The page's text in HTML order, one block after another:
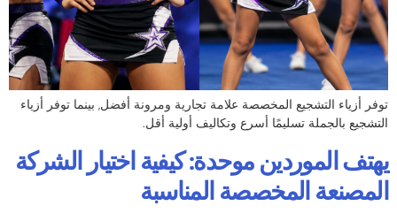
توفر أزياء التشجيع المخصصة علامة تجارية ومرونة أفضل, بينما توفر أزياء
التشجيع بالجملة تسليمًا أسرع وتكاليف أولية أقل.
يهتف الموردين موحدة: كيفية اختيار الشركة
المصنعة المخصصة المناسبة